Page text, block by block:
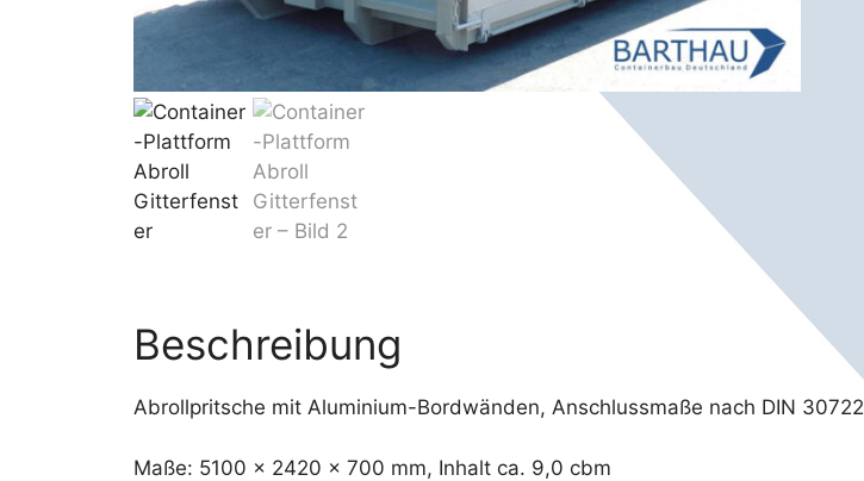
Beschreibung
Abrollpritsche mit Aluminium-Bordwänden, Anschlussmaße nach DIN 30722
Maße: 5100 x 2420 x 700 mm, Inhalt ca. 9,0 cbm